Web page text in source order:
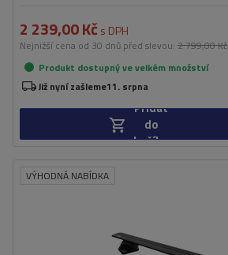
2 239,00 Kč s DPH
Nejnižší cena od 30 dnů před slevou: 2 799,00 Kč
Produkt dostupný ve velkém množství
Již nyní zašleme11. srpna
Přidat
do
košíku
VÝHODNÁ NABÍDKA